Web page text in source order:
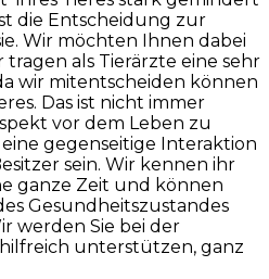
die Entscheidung zur
Wir möchten Ihnen dabei
als Tierärzte eine sehr
wir mitentscheiden können
Das ist nicht immer
vor dem Leben zu
gegenseitige Interaktion
sein. Wir kennen ihr
ganze Zeit und können
Gesundheitszustandes
werden Sie bei der
unterstützen, ganz